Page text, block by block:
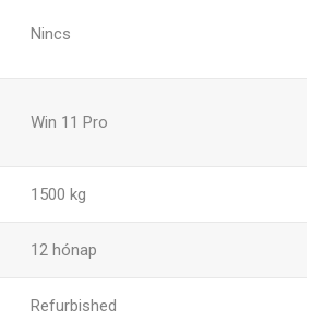
Nincs
Win 11 Pro
1500 kg
12 hónap
Refurbished